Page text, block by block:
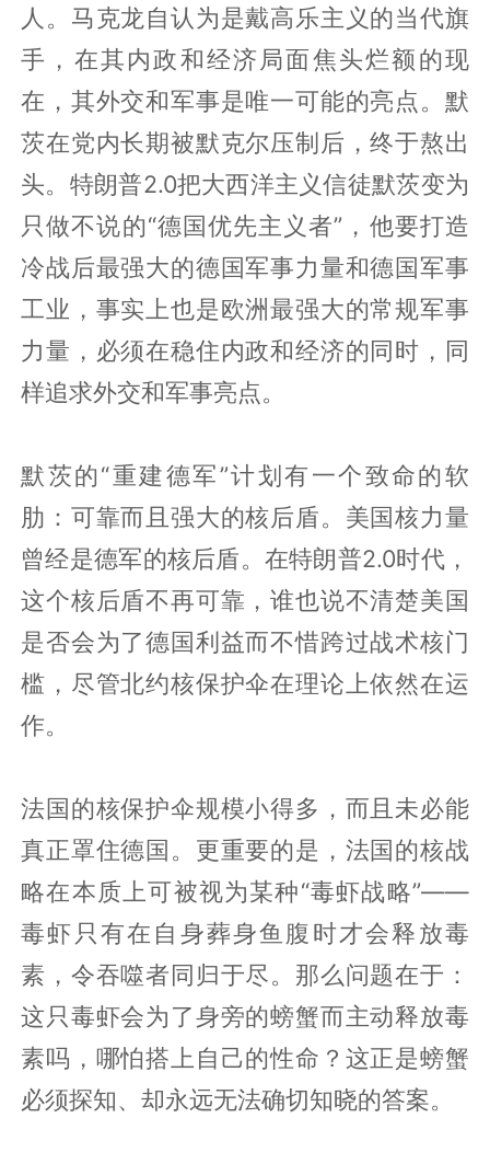
人。马克龙自认为是戴高乐主义的当代旗
手，在其内政和经济局面焦头烂额的现
在，其外交和军事是唯一可能的亮点。默
茨在党内长期被默克尔压制后，终于熬出
头。特朗普2.0把大西洋主义信徒默茨变为
只做不说的“德国优先主义者”，他要打造
冷战后最强大的德国军事力量和德国军事
工业，事实上也是欧洲最强大的常规军事
力量，必须在稳住内政和经济的同时，同
样追求外交和军事亮点。
默茨的“重建德军”计划有一个致命的软
肋：可靠而且强大的核后盾。美国核力量
曾经是德军的核后盾。在特朗普2.0时代，
这个核后盾不再可靠，谁也说不清楚美国
是否会为了德国利益而不惜跨过战术核门
槛，尽管北约核保护伞在理论上依然在运
作。
法国的核保护伞规模小得多，而且未必能
真正罩住德国。更重要的是，法国的核战
略在本质上可被视为某种“毒虾战略”——
毒虾只有在自身葬身鱼腹时才会释放毒
素，令吞噬者同归于尽。那么问题在于：
这只毒虾会为了身旁的螃蟹而主动释放毒
素吗，哪怕搭上自己的性命？这正是螃蟹
必须探知、却永远无法确切知晓的答案。